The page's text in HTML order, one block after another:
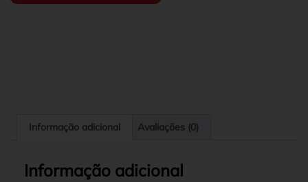
Informação adicional Avaliações (0)
Informação adicional